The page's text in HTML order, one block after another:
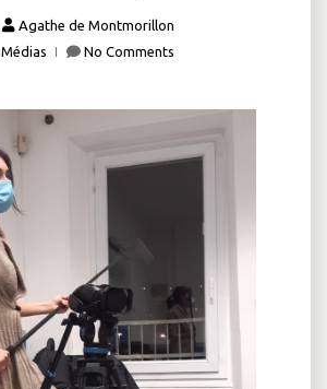
Agathe de Montmorillon
No Comments